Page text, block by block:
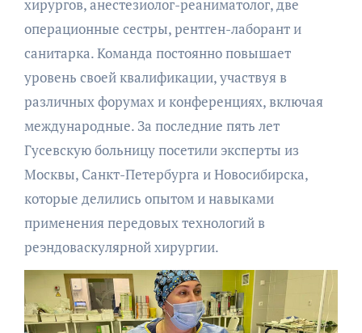
хирургов, анестезиолог-реаниматолог, две
операционные сестры, рентген-лаборант и
санитарка. Команда постоянно повышает
уровень своей квалификации, участвуя в
различных форумах и конференциях, включая
международные. За последние пять лет
Гусевскую больницу посетили эксперты из
Москвы, Санкт-Петербурга и Новосибирска,
которые делились опытом и навыками
применения передовых технологий в
реэндоваскулярной хирургии.